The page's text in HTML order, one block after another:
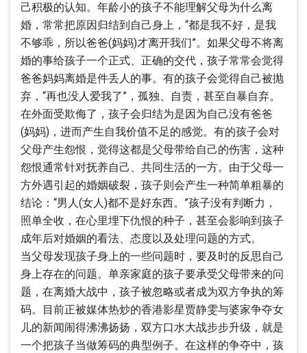
己积极的认知。年龄小的孩子不能理解父母为什么离
婚，常常把原因归结到自己身上，“都是我不好，是我
不够乖，所以爸爸(妈妈)才离开我们”。如果父母不将离
婚的事给孩子一个正式、正确的交代，孩子常常会觉得
爸爸妈妈离婚是件丢人的事。有的孩子会觉得自己被抛
弃，“再也没人爱我了”，孤独、自责，甚至自暴自弃。
在外面受欺侮了，孩子会归结为是因为自己没有爸爸
(妈妈)，进而产生自我价值不足的感觉。有的孩子会对
父母产生怨恨，觉得这都是父母带给自己的伤害，这种
怨恨通常针对抚养自己、共同生活的一方。由于父母一
方外遇引起的婚姻破裂，孩子则会产生一种简单粗暴的
结论：“男人(女人)都不是好东西。”孩子没有判断力，
照单全收，在心里埋下仇恨的种子，甚至会影响到孩子
成年后对婚姻的看法、态度以及处理问题的方式。
当父母发现孩子身上的一些问题时，要及时的反思自己
身上存在的问题。单亲家庭的孩子要承受父母带来的问
题，在离婚大战中，孩子被忽略或者成为双方争执的筹
码。目前正被媒体热炒的香港影星贾静雯与婆家争夺女
儿的新闻闹得沸沸扬扬，双方口水大战步步升级，就是
一个把孩子当做筹码的典型例子。在这样的争夺中，孩